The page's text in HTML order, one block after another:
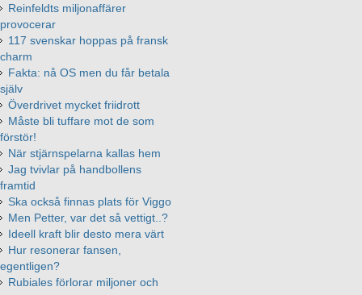
Reinfeldts miljonaffärer
provocerar
117 svenskar hoppas på fransk
charm
Fakta: nå OS men du får betala
själv
Överdrivet mycket friidrott
Måste bli tuffare mot de som
förstör!
När stjärnspelarna kallas hem
Jag tvivlar på handbollens
framtid
Ska också finnas plats för Viggo
Men Petter, var det så vettigt..?
Ideell kraft blir desto mera värt
Hur resonerar fansen,
egentligen?
Rubiales förlorar miljoner och